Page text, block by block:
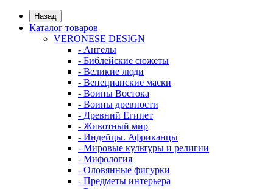
Назад
Каталог товаров
VERONESE DESIGN
- Ангелы
- Библейские сюжеты
- Великие люди
- Венецианские маски
- Воины Востока
- Воины древности
- Древний Египет
- Животный мир
- Индейцы. Африканцы
- Мировые культуры и религии
- Мифология
- Оловянные фигурки
- Предметы интерьера